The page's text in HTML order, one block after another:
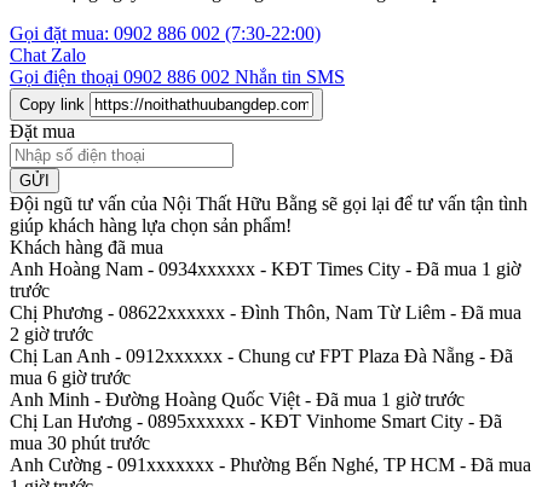
Gọi đặt mua: 0902 886 002 (7:30-22:00)
Chat Zalo
Gọi điện thoại 0902 886 002 Nhắn tin SMS
Copy link
Đặt mua
GỬI
Đội ngũ tư vấn của Nội Thất Hữu Bằng sẽ gọi lại để tư vấn tận tình
giúp khách hàng lựa chọn sản phẩm!
Khách hàng đã mua
Anh Hoàng Nam - 0934xxxxxx - KĐT Times City - Đã mua 1 giờ
trước
Chị Phương - 08622xxxxxx - Đình Thôn, Nam Từ Liêm - Đã mua
2 giờ trước
Chị Lan Anh - 0912xxxxxx - Chung cư FPT Plaza Đà Nẵng - Đã
mua 6 giờ trước
Anh Minh - Đường Hoàng Quốc Việt - Đã mua 1 giờ trước
Chị Lan Hương - 0895xxxxxx - KĐT Vinhome Smart City - Đã
mua 30 phút trước
Anh Cường - 091xxxxxxx - Phường Bến Nghé, TP HCM - Đã mua